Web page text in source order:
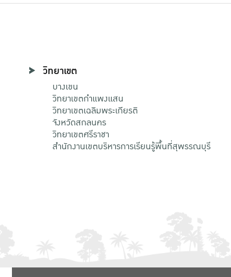
วิทยาเขต
บางเขน
วิทยาเขตกําแพงแสน
วิทยาเขตเฉลิมพระเกียรติ
จังหวัดสกลนคร
วิทยาเขตศรีราชา
สำนักงานเขตบริหารการเรียนรู้พื้นที่สุพรรณบุรี